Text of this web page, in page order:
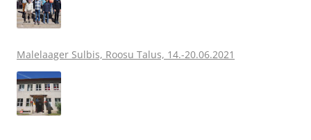
Malelaager Sulbis, Roosu Talus, 14.-20.06.2021